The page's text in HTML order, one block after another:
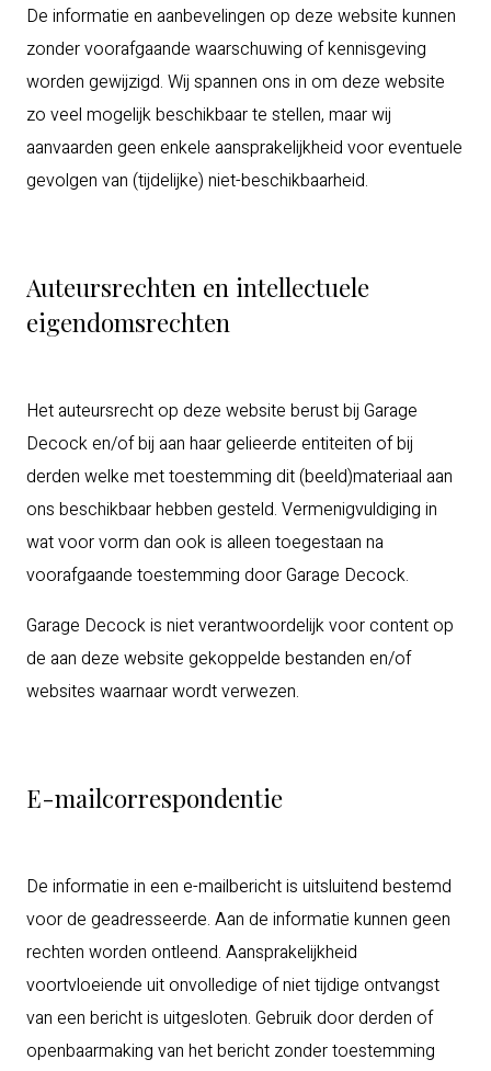
De informatie en aanbevelingen op deze website kunnen
zonder voorafgaande waarschuwing of kennisgeving
worden gewijzigd. Wij spannen ons in om deze website
zo veel mogelijk beschikbaar te stellen, maar wij
aanvaarden geen enkele aansprakelijkheid voor eventuele
gevolgen van (tijdelijke) niet-beschikbaarheid.
Auteursrechten en intellectuele
eigendomsrechten
Het auteursrecht op deze website berust bij Garage
Decock en/of bij aan haar gelieerde entiteiten of bij
derden welke met toestemming dit (beeld)materiaal aan
ons beschikbaar hebben gesteld. Vermenigvuldiging in
wat voor vorm dan ook is alleen toegestaan na
voorafgaande toestemming door Garage Decock.
Garage Decock is niet verantwoordelijk voor content op
de aan deze website gekoppelde bestanden en/of
websites waarnaar wordt verwezen.
E-mailcorrespondentie
De informatie in een e-mailbericht is uitsluitend bestemd
voor de geadresseerde. Aan de informatie kunnen geen
rechten worden ontleend. Aansprakelijkheid
voortvloeiende uit onvolledige of niet tijdige ontvangst
van een bericht is uitgesloten. Gebruik door derden of
openbaarmaking van het bericht zonder toestemming